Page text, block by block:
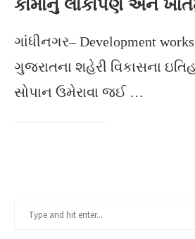
કામોનું લોકાર્પણ અને
ગાંધીનગર– Development
ગુજરાતના શહેરી વિકાસના
સોપાન ઉમેરાવા જઈ …